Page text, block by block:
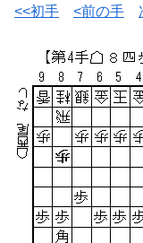
<<初手 <前の手